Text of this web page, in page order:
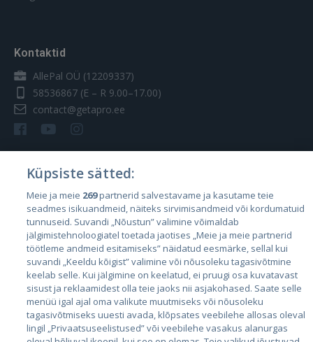
Kontaktid
AllePal OÜ (12209337)
58536867 (E – R 9.00–17.00)
contact@getapro.ee
Riigid
Eesti
Läti
Leedu
Küpsiste sätted:
Meie ja meie 269partnerid salvestavame ja kasutame teie
seadmes isikuandmeid, näiteks sirvimisandmeid või kordumatuid
tunnuseid. Suvandi „Nõustun” valimine võimaldab
jälgimistehnoloogiatel toetada jaotises „Meie ja meie partnerid
töötleme andmeid esitamiseks” näidatud eesmärke, sellal kui
suvandi „Keeldu kõigist” valimine või nõusoleku tagasivõtmine
keelab selle. Kui jälgimine on keelatud, ei pruugi osa kuvatavast
sisust ja reklaamidest olla teie jaoks nii asjakohased. Saate selle
menüü igal ajal oma valikute muutmiseks või nõusoleku
tagasivõtmiseks uuesti avada, klõpsates veebilehe allosas oleval
lingil „Privaatsuseelistused” või veebilehe vasakus alanurgas